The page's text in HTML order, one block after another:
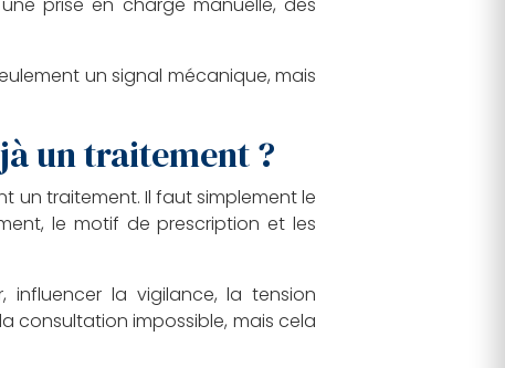
un signal mécanique, mais
un traitement ?
un traitement. Il faut simplement le
le motif de prescription et les
influencer la vigilance, la tension
consultation impossible, mais cela